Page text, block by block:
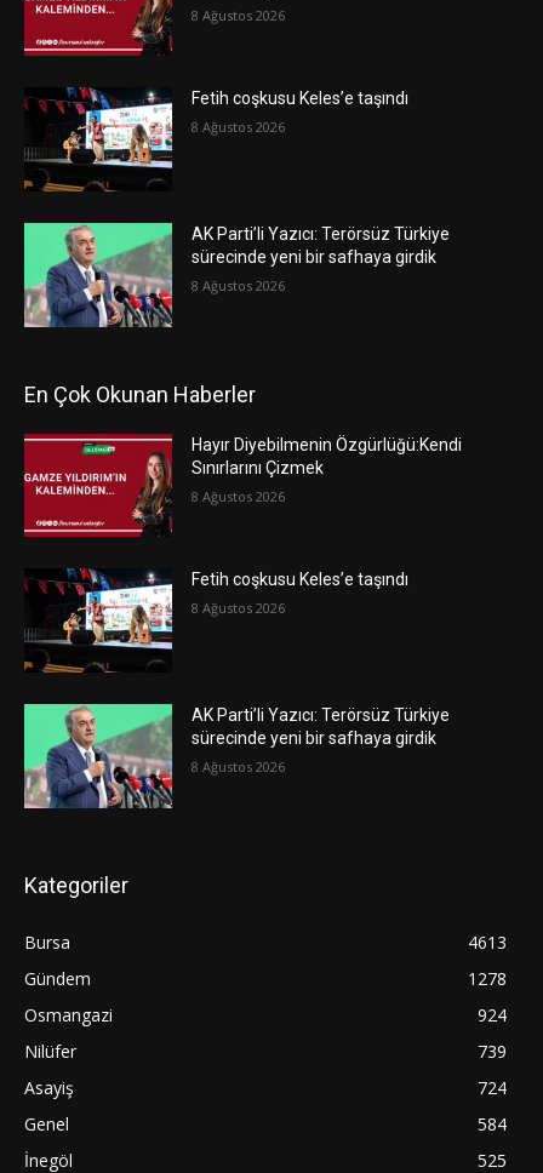
8 Ağustos 2026
Fetih coşkusu Keles’e taşındı
8 Ağustos 2026
AK Parti’li Yazıcı: Terörsüz Türkiye
sürecinde yeni bir safhaya girdik
8 Ağustos 2026
En Çok Okunan Haberler
Hayır Diyebilmenin Özgürlüğü:Kendi
Sınırlarını Çizmek
8 Ağustos 2026
Fetih coşkusu Keles’e taşındı
8 Ağustos 2026
AK Parti’li Yazıcı: Terörsüz Türkiye
sürecinde yeni bir safhaya girdik
8 Ağustos 2026
Kategoriler
Bursa
4613
Gündem
1278
Osmangazi
924
Nilüfer
739
Asayiş
724
Genel
584
İnegöl
525